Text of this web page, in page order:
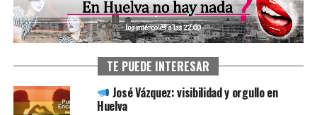
TE PUEDE INTERESAR
José Vázquez: visibilidad y orgullo en
Huelva